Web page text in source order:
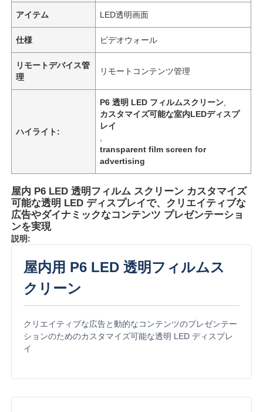
ホーム
アイテム LED透明画面
仕様 ビデオウォール
リモートデバイス管
理
リモートコンテンツ管理
ハイライト:
P6 透明 LED フィルムスクリーン
カスタマイズ可能な室内LEDディスプ
レイ
transparent film screen for
advertising
屋内 P6 LED 透明フィルム スクリーン カスタマイズ
可能な透明 LED ディスプレイで、クリエイティブな
広告やダイナミックなコンテンツ プレゼンテーショ
ンを実現
説明:
屋内用 P6 LED 透明フィルムス
クリーン
クリエイティブな広告と動的なコンテンツのプレゼンテー
ションのためのカスタマイズ可能な透明 LED ディスプレ
イ